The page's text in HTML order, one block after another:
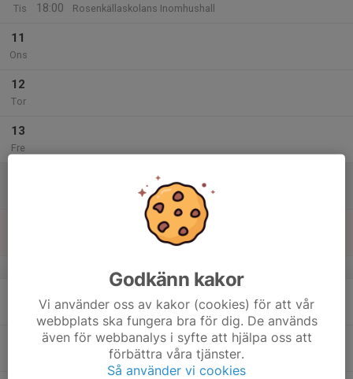
Tis
18:00
Rosenkällaskolans Inomhushall
11
Ons
12
Tor
13
Fre
Godkänn kakor
Vi använder oss av kakor (cookies) för att vår
webbplats ska fungera bra för dig. De används
även för webbanalys i syfte att hjälpa oss att
förbättra våra tjänster.
Så använder vi cookies